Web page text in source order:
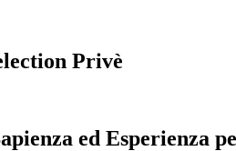
Privè
ed Esperienza